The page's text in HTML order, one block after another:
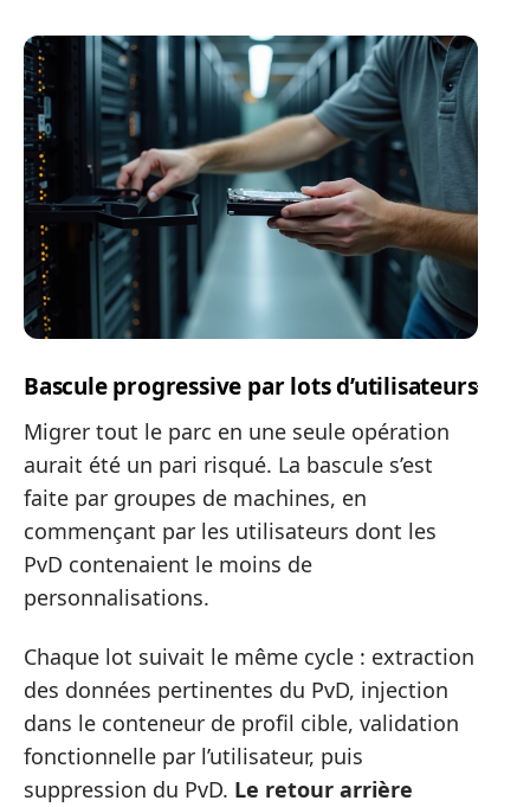
Bascule progressive par lots d’utilisateurs
Migrer tout le parc en une seule opération
aurait été un pari risqué. La bascule s’est
faite par groupes de machines, en
commençant par les utilisateurs dont les
PvD contenaient le moins de
personnalisations.
Chaque lot suivait le même cycle : extraction
des données pertinentes du PvD, injection
dans le conteneur de profil cible, validation
fonctionnelle par l’utilisateur, puis
suppression du PvD. Le retour arrière